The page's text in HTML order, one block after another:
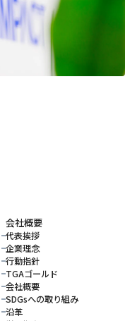
会社概要
代表挨拶
企業理念
行動指針
TGAゴールド
会社概要
SDGsへの取り組み
沿革